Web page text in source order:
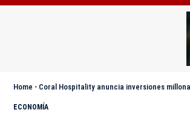
Home - Coral Hospitality anuncia inversiones
ECONOMÍA